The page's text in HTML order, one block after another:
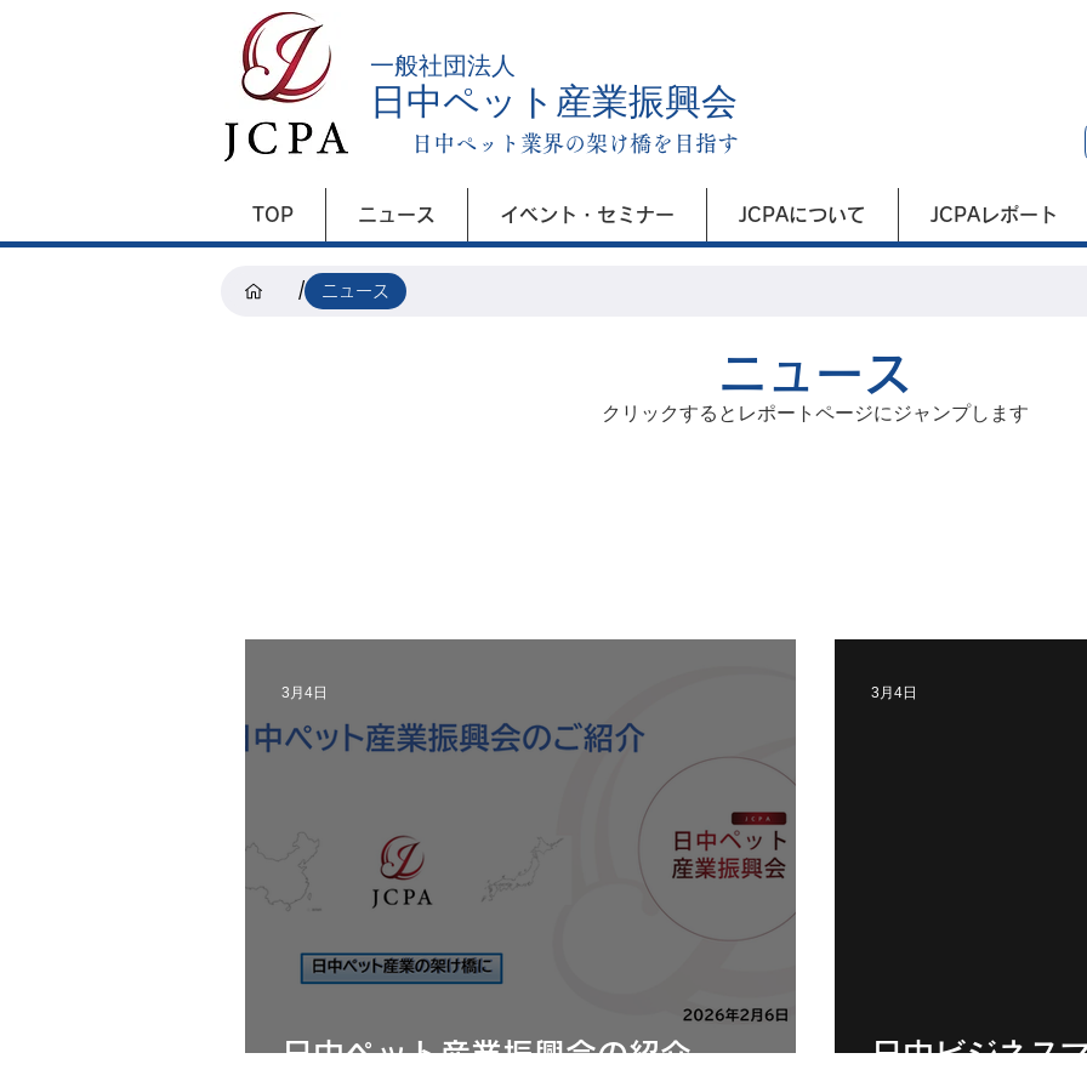
​一般社団法人
日中ペット産業振興会
日中ペット業界の架け橋を目指す
TOP ニュース イベント・セミナー JCPAについて JCPAレポート
/ ニュース
​ニュース
クリックするとレポートページにジャンプします
日中ペット産業振興会の紹介
3月4日
日中ビジネス
3月4日